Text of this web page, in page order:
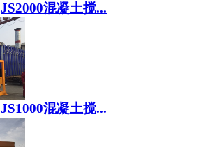
JS2000混凝土搅...
JS1000混凝土搅...